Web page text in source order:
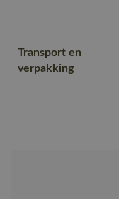
Transport en
verpakking